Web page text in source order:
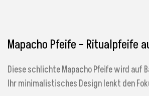
Mapacho Pfeife – Ritualpfeife
Diese schlichte Mapacho Pfeife wird
Ihr minimalistisches Design lenkt den